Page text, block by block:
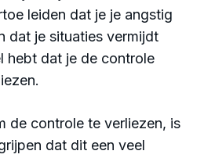
leiden dat je je angstig
dat je situaties vermijdt
hebt dat je de controle
de controle te verliezen, is
dat dit een veel